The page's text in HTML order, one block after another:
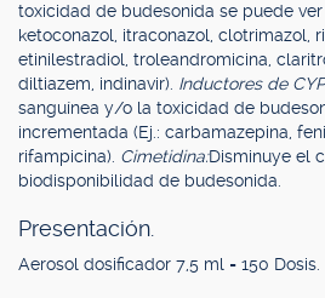
toxicidad de budesonida se puede ver
ketoconazol, itraconazol, clotrimazol,
etinilestradiol, troleandromicina,
diltiazem, indinavir). Inductores de
sanguínea y/o la toxicidad de
incrementada (Ej.: carbamazepina,
rifampicina). Cimetidina:Disminuye el
biodisponibilidad de budesonida.
Presentación.
Aerosol dosificador 7,5 ml = 150 Dosis.